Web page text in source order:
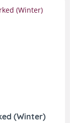
(Winter)